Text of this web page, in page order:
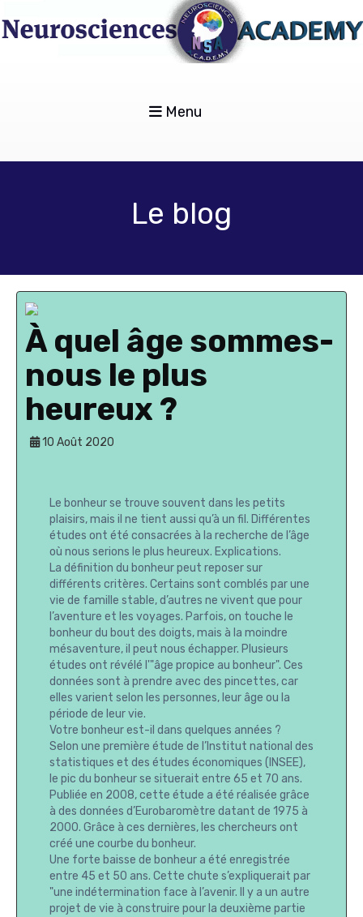
Menu
Le blog
À quel âge sommes-
nous le plus
heureux ?
10 Août 2020
Le bonheur se trouve souvent dans les petits
plaisirs, mais il ne tient aussi qu’à un fil. Différentes
études ont été consacrées à la recherche de l’âge
où nous serions le plus heureux. Explications.
La définition du bonheur peut reposer sur
différents critères. Certains sont comblés par une
vie de famille stable, d’autres ne vivent que pour
l’aventure et les voyages. Parfois, on touche le
bonheur du bout des doigts, mais à la moindre
mésaventure, il peut nous échapper. Plusieurs
études ont révélé l'"âge propice au bonheur". Ces
données sont à prendre avec des pincettes, car
elles varient selon les personnes, leur âge ou la
période de leur vie.
Votre bonheur est-il dans quelques années ?
Selon une première étude de l’Institut national des
statistiques et des études économiques (INSEE),
le pic du bonheur se situerait entre 65 et 70 ans.
Publiée en 2008, cette étude a été réalisée grâce
à des données d’Eurobaromètre datant de 1975 à
2000. Grâce à ces dernières, les chercheurs ont
créé une courbe du bonheur.
Une forte baisse de bonheur a été enregistrée
entre 45 et 50 ans. Cette chute s’expliquerait par
"une indétermination face à l’avenir. Il y a un autre
projet de vie à construire pour la deuxième partie